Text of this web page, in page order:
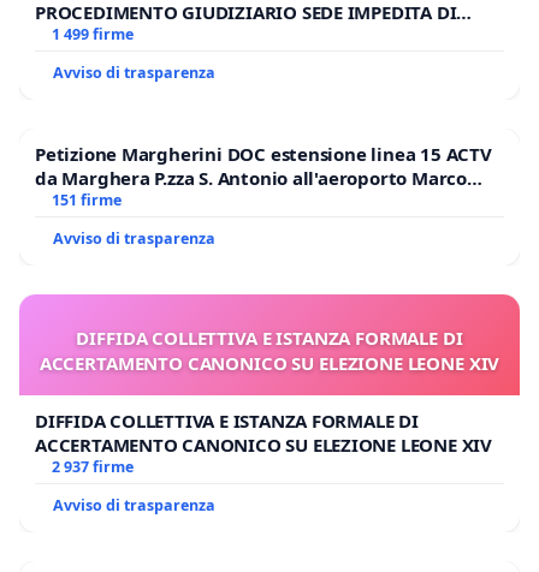
PROCEDIMENTO GIUDIZIARIO SEDE IMPEDITA DI
BENEDETTO XVI
1 499 firme
Avviso di trasparenza
Petizione Margherini DOC estensione linea 15 ACTV
da Marghera P.zza S. Antonio all'aeroporto Marco
Polo tariffa a € 1,50
151 firme
Avviso di trasparenza
DIFFIDA COLLETTIVA E ISTANZA FORMALE DI
ACCERTAMENTO CANONICO SU ELEZIONE LEONE XIV
DIFFIDA COLLETTIVA E ISTANZA FORMALE DI
ACCERTAMENTO CANONICO SU ELEZIONE LEONE XIV
2 937 firme
Avviso di trasparenza